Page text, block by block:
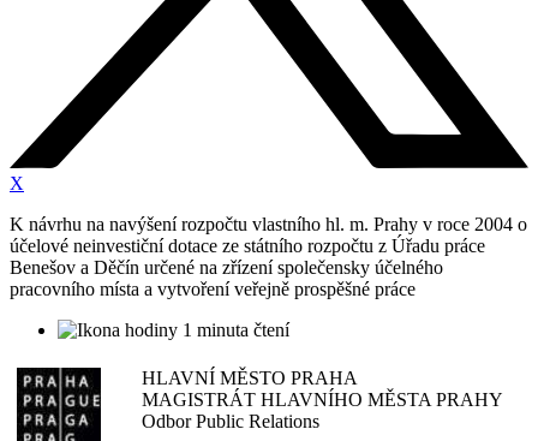
X
K návrhu na navýšení rozpočtu vlastního hl. m. Prahy v roce 2004 o
účelové neinvestiční dotace ze státního rozpočtu z Úřadu práce
Benešov a Děčín určené na zřízení společensky účelného
pracovního místa a vytvoření veřejně prospěšné práce
1 minuta čtení
HLAVNÍ MĚSTO PRAHA
MAGISTRÁT HLAVNÍHO MĚSTA PRAHY
Odbor Public Relations